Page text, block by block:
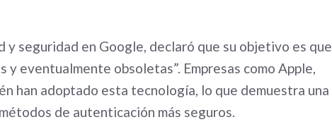
seguridad en Google, declaró que su objetivo es que
y eventualmente obsoletas”. Empresas como Apple,
han adoptado esta tecnología, lo que demuestra una
de autenticación más seguros.